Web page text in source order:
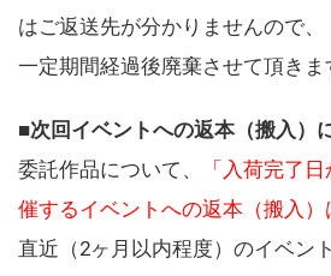
はご返送先が分かりませんので、
一定期間経過後廃棄させて頂きま
■次回イベントへの返本（搬入）
委託作品について、
「入荷完了
催するイベントへの返本（搬入）
直近（2ヶ月以内程度）のイベン